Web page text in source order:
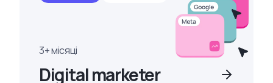
3+ місяці
Digital marketer